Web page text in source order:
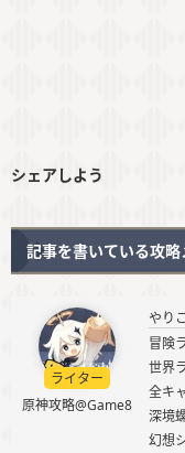
シェアしよう
記事を書いている攻略
ライター
原神攻略@Game8
やり
冒険
世界
全キ
深境
幻想